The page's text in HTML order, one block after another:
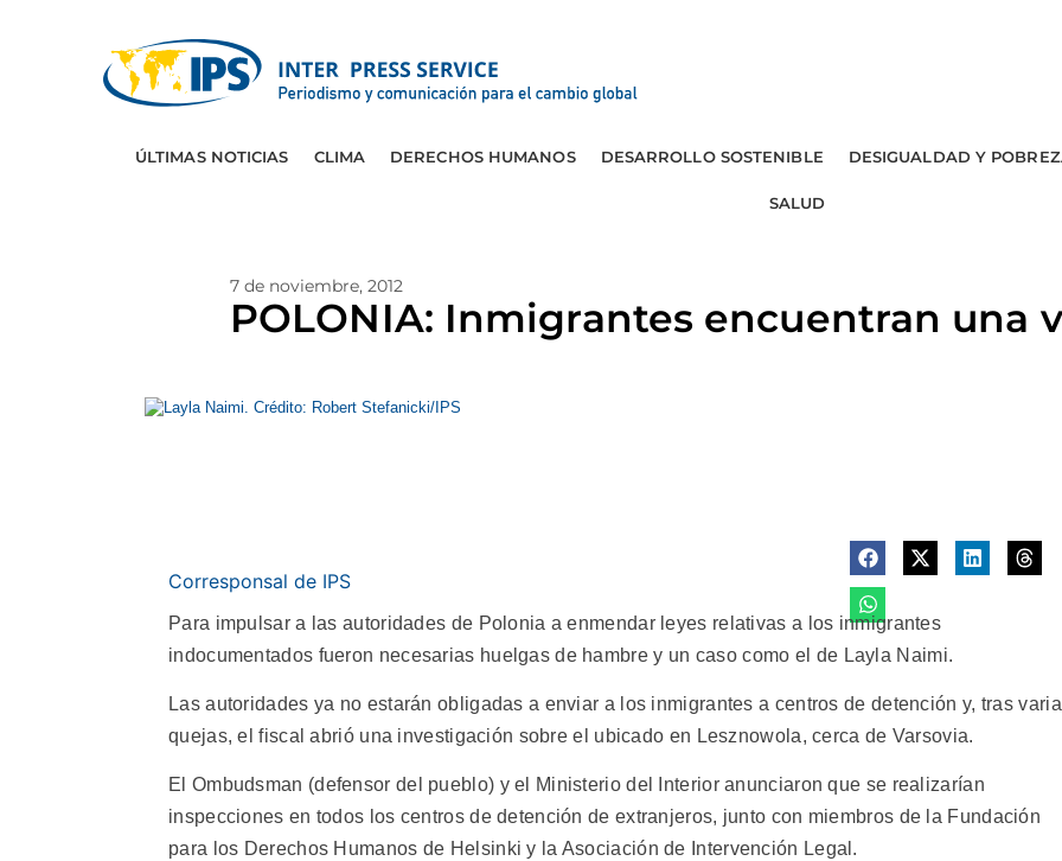
ÚLTIMAS NOTICIAS CLIMA DERECHOS HUMANOS DESARROLLO SOSTENIBLE DESIGUALDAD Y
SALUD
7 de noviembre, 2012
POLONIA: Inmigrantes encuentran una
Corresponsal de IPS
Para impulsar a las autoridades de Polonia a enmendar leyes relativas a los inmigrantes
indocumentados fueron necesarias huelgas de hambre y un caso como el de Layla Naimi.
Las autoridades ya no estarán obligadas a enviar a los inmigrantes a centros de detención y, tras
quejas, el fiscal abrió una investigación sobre el ubicado en Lesznowola, cerca de Varsovia.
El Ombudsman (defensor del pueblo) y el Ministerio del Interior anunciaron que se realizarían
inspecciones en todos los centros de detención de extranjeros, junto con miembros de la Fundación
para los Derechos Humanos de Helsinki y la Asociación de Intervención Legal.